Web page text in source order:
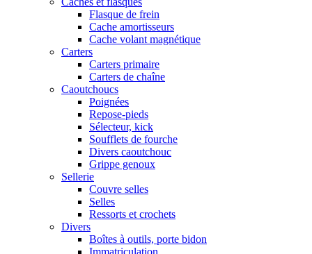
Flasque de frein
Cache amortisseurs
Cache volant magnétique
Carters
Carters primaire
Carters de chaîne
Caoutchoucs
Poignées
Repose-pieds
Sélecteur, kick
Soufflets de fourche
Divers caoutchouc
Grippe genoux
Sellerie
Couvre selles
Selles
Ressorts et crochets
Divers
Boîtes à outils, porte bidon